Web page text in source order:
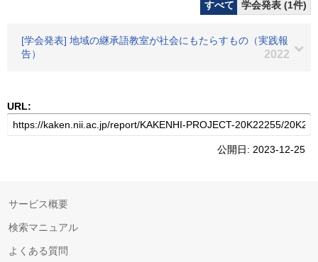
すべて
学会発表 (1件)
[学会発表] 地域の継承語教室が社会にもたらすもの（実践報
告）
2022
URL:
公開日: 2023-12-25
サービス概要
検索マニュアル
よくある質問